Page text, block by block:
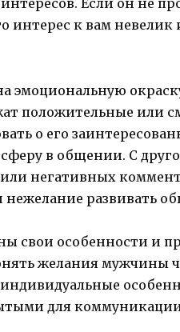
Если он не
интерес к вам невелик
эмоциональную
положительные или
о его
в общении. С
негативных
нежелание развивать
свои особенности и
желания мужчины
для